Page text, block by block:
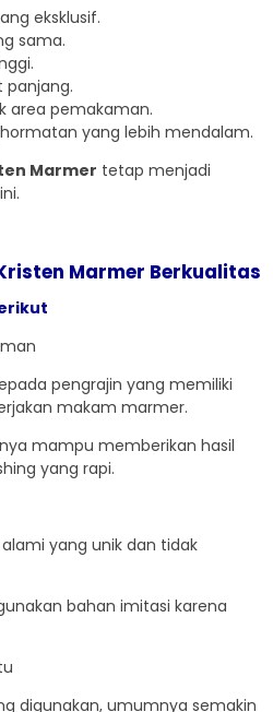
eksklusif.
sama.
panjang.
area pemakaman.
yang lebih mendalam.
Marmer tetap menjadi
Marmer Berkualitas
pengrajin yang memiliki
makam marmer.
mampu memberikan hasil
yang rapi.
yang unik dan tidak
bahan imitasi karena
digunakan, umumnya semakin